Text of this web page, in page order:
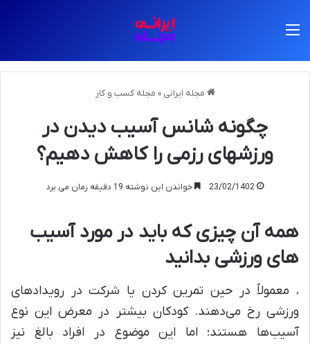
مجله ایرانی » مجله کسب و کار
چگونه شانس آسیب دیدن در
ورزشهای رزمی را کاهش دهیم؟
23/02/1402 خواندن این نوشته 19 دقیقه زمان می برد
همه آن چیزی که باید در مورد آسیب
های ورزشی بدانید
، معمولاً در حین تمرین کردن یا شرکت در رویدادهای
ورزشی رخ می‌دهند. کودکان بیشتر در معرض این نوع
آسیب‌ها هستند؛ اما این موضوع در افراد بالغ نیز